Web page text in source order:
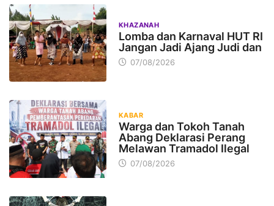
KHAZANAH
Lomba dan Karnaval HUT RI
Jangan Jadi Ajang Judi dan
07/08/2026
KABAR
Warga dan Tokoh Tanah
Abang Deklarasi Perang
Melawan Tramadol Ilegal
07/08/2026